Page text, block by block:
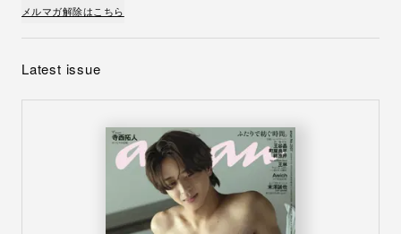
メルマガ解除はこちら
Latest issue